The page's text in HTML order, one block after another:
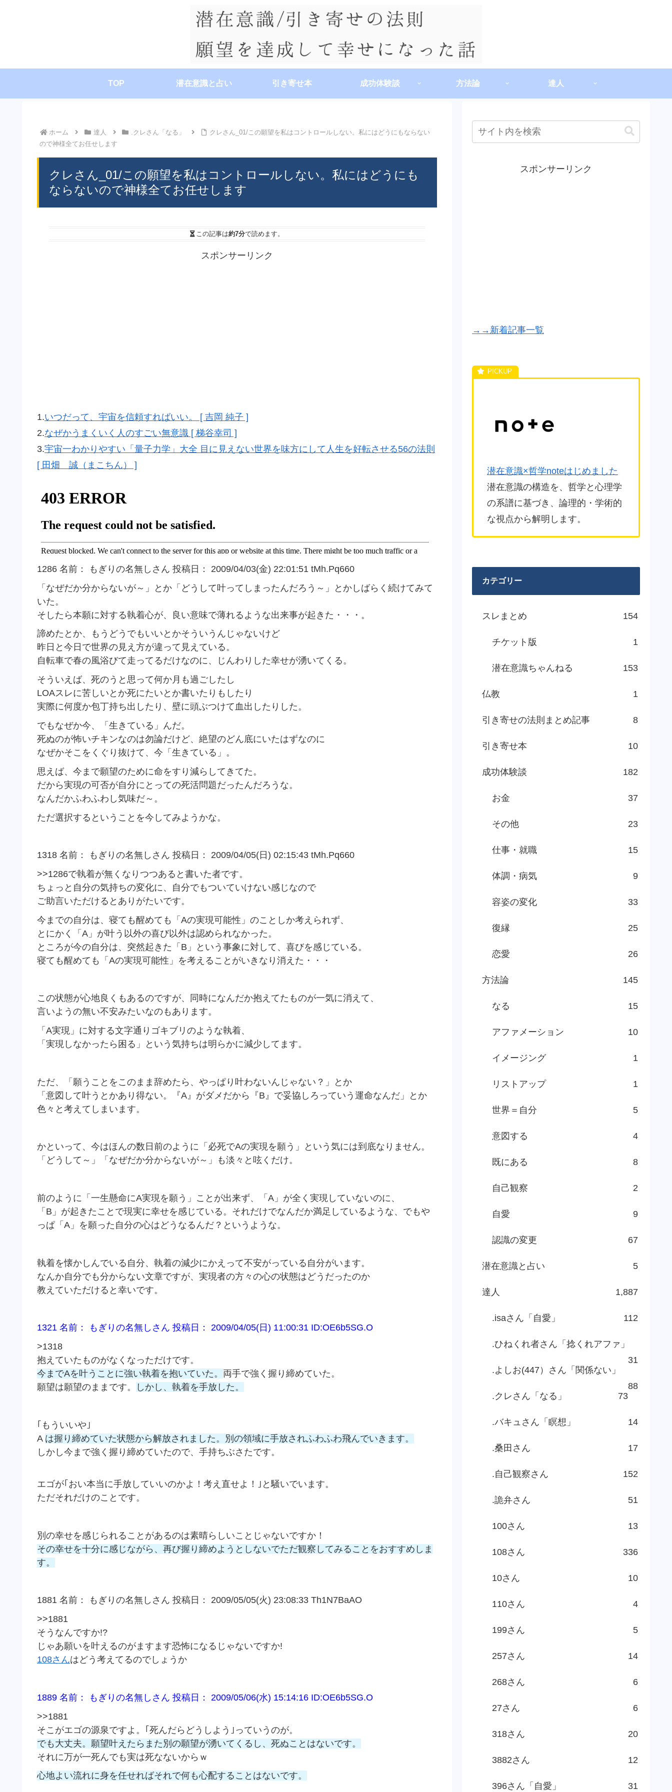
TOP 潜在意識と占い 引き寄せ本 成功体験談 方法論 達人
ホーム 達人 .クレさん「なる」
クレさん_01/この願望を私はコントロールしない。私にはどうにもならない
ので神様全てお任せします
クレさん_01/この願望を私はコントロールしない。私にはどうにも
ならないので神様全てお任せします
この記事は約7分で読めます。
スポンサーリンク
1.いつだって、宇宙を信頼すればいい。 [ 吉岡 純子 ]
2.なぜかうまくいく人のすごい無意識 [ 梯谷幸司 ]
3.宇宙一わかりやすい「量子力学」大全 目に見えない世界を味方にして人生を好転させる56の法則
[ 田畑 誠（まこちん） ]
1286 名前： もぎりの名無しさん 投稿日： 2009/04/03(金) 22:01:51 tMh.Pq660
「なぜだか分からないが～」とか「どうして叶ってしまったんだろう～」とかしばらく続けてみて
いた。
そしたら本願に対する執着心が、良い意味で薄れるような出来事が起きた・・・。
諦めたとか、もうどうでもいいとかそういうんじゃないけど
昨日と今日で世界の見え方が違って見えている。
自転車で春の風浴びて走ってるだけなのに、じんわりした幸せが湧いてくる。
そういえば、死のうと思って何か月も過ごしたし
LOAスレに苦しいとか死にたいとか書いたりもしたり
実際に何度か包丁持ち出したり、壁に頭ぶつけて血出したりした。
でもなぜか今、「生きている」んだ。
死ぬのが怖いチキンなのは勿論だけど、絶望のどん底にいたはずなのに
なぜかそこをくぐり抜けて、今「生きている」。
思えば、今まで願望のために命をすり減らしてきてた。
だから実現の可否が自分にとっての死活問題だったんだろうな。
なんだかふわふわし気味だ～。
ただ選択するということを今してみようかな。
1318 名前： もぎりの名無しさん 投稿日： 2009/04/05(日) 02:15:43 tMh.Pq660
>>1286で執着が無くなりつつあると書いた者です。
ちょっと自分の気持ちの変化に、自分でもついていけない感じなので
ご助言いただけるとありがたいです。
今までの自分は、寝ても醒めても「Aの実現可能性」のことしか考えられず、
とにかく「A」が叶う以外の喜び以外は認められなかった。
ところが今の自分は、突然起きた「B」という事象に対して、喜びを感じている。
寝ても醒めても「Aの実現可能性」を考えることがいきなり消えた・・・
この状態が心地良くもあるのですが、同時になんだか抱えてたものが一気に消えて、
言いようの無い不安みたいなのもあります。
「A実現」に対する文字通りゴキブリのような執着、
「実現しなかったら困る」という気持ちは明らかに減少してます。
ただ、「願うことをこのまま辞めたら、やっぱり叶わないんじゃない？」とか
「意図して叶うとかあり得ない。『A』がダメだから『B』で妥協しろっていう運命なんだ」とか
色々と考えてしまいます。
かといって、今はほんの数日前のように「必死でAの実現を願う」という気には到底なりません。
「どうして～」「なぜだか分からないが～」も淡々と呟くだけ。
前のように「一生懸命にA実現を願う」ことが出来ず、「A」が全く実現していないのに、
「B」が起きたことで現実に幸せを感じている。それだけでなんだか満足しているような、でもや
っぱ「A」を願った自分の心はどうなるんだ？というような。
執着を懐かしんでいる自分、執着の減少にかえって不安がっている自分がいます。
なんか自分でも分からない文章ですが、実現者の方々の心の状態はどうだったのか
教えていただけると幸いです。
1321 名前： もぎりの名無しさん 投稿日： 2009/04/05(日) 11:00:31 ID:OE6b5SG.O
>1318
抱えていたものがなくなっただけです。
今までAを叶うことに強い執着を抱いていた。 両手で強く握り締めていた。
願望は願望のままです。
しかし、執着を手放した。
｢もういいや｣
A は握り締めていた状態から解放されました。別の領域に手放されふわふわ飛んでいきます。
しかし今まで強く握り締めていたので、手持ちぶさたです。
エゴが｢おい本当に手放していいのかよ！考え直せよ！｣と騒いでいます。
ただそれだけのことです。
別の幸せを感じられることがあるのは素晴らしいことじゃないですか！
その幸せを十分に感じながら、再び握り締めようとしないでただ観察してみることをおすすめしま
す。
1881 名前： もぎりの名無しさん 投稿日： 2009/05/05(火) 23:08:33 Th1N7BaAO
>>1881
そうなんですか!?
じゃあ願いを叶えるのがますます恐怖になるじゃないですか!
108さんはどう考えてるのでしょうか
1889 名前： もぎりの名無しさん 投稿日： 2009/05/06(水) 15:14:16 ID:OE6b5SG.O
>>1881
そこがエゴの源泉ですよ。｢死んだらどうしよう｣っていうのが。
でも大丈夫。願望叶えたらまた別の願望が湧いてくるし、死ぬことはないです。
それに万が一死んでも実は死なないからｗ
心地よい流れに身を任せればそれで何も心配することはないです。
スポンサーリンク
→→新着記事一覧
潜在意識×哲学noteはじめました
潜在意識の構造を、哲学と心理学
の系譜に基づき、論理的・学術的
な視点から解明します。
カテゴリー
スレまとめ 154
チケット版 1
潜在意識ちゃんねる 153
仏教 1
引き寄せの法則まとめ記事 8
引き寄せ本 10
成功体験談 182
お金 37
その他 23
仕事・就職 15
体調・病気 9
容姿の変化 33
復縁 25
恋愛 26
方法論 145
なる 15
アファメーション 10
イメージング 1
リストアップ 1
世界＝自分 5
意図する 4
既にある 8
自己観察 2
自愛 9
認識の変更 67
潜在意識と占い 5
達人 1,887
.isaさん「自愛」 112
.ひねくれ者さん「捻くれアファ」
31
.よしお(447）さん「関係ない」
88
.クレさん「なる」
73
.バキュさん「瞑想」 14
.桑田さん 17
.自己観察さん 152
.詭弁さん 51
100さん 13
108さん 336
10さん 10
110さん 4
199さん 5
257さん 14
268さん 6
27さん 6
318さん 20
3882さん 12
396さん「自愛」 31